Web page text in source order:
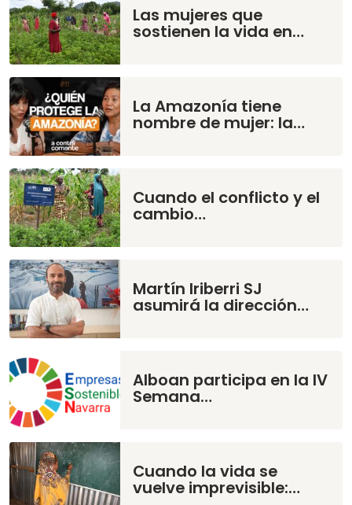
Las mujeres que
sostienen la vida en…
La Amazonía tiene
nombre de mujer: la…
Cuando el conflicto y el
cambio…
Martín Iriberri SJ
asumirá la dirección…
Alboan participa en la IV
Semana…
Cuando la vida se
vuelve imprevisible:…